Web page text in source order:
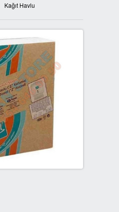
ÇÖP KUTULARI
KUTULARI
KUTULARI
KUTULARI
DÖNÜŞÜM
DÖNÜŞÜM
DÖNÜŞÜM
KUTULARI
KUTULARI
ATIK KUTULARI
SIFIR ATIK
FİYATLARI
Kağıt Havlu